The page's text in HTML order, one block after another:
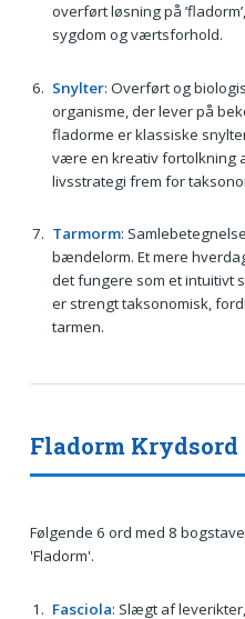
overført løsning på
sygdom og værtsforhold.
Snylter: Overført og
organisme, der lever på
fladorme er klassiske
være en kreativ fortolkning
livsstrategi frem for
Tarmorm:
bændelorm. Et mere
det fungere som et intuitivt
er strengt taksonomisk,
tarmen.
Fladorm Krydsord
Følgende 6 ord med 8
'Fladorm'.
Fasciola: Slægt af